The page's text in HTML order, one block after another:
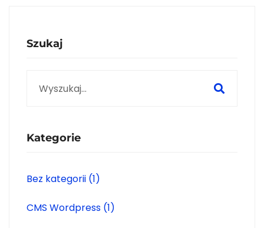
Szukaj
for:
Kategorie
Bez kategorii (1)
CMS Wordpress (1)